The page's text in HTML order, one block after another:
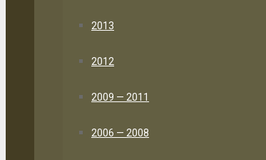
2013
2012
2009 — 2011
2006 — 2008